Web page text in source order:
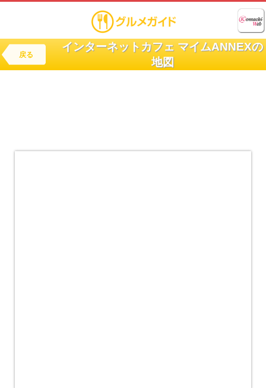
戻る
インターネットカフェ マイムANNEXの
地図